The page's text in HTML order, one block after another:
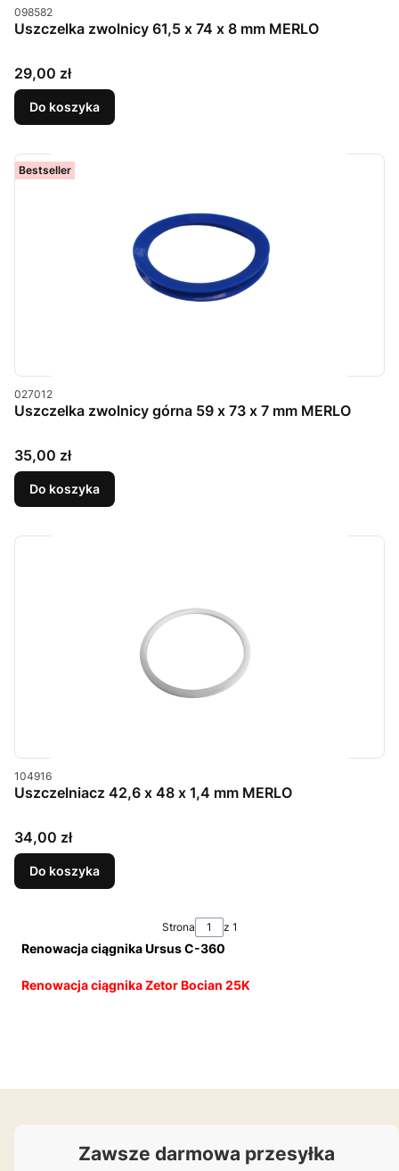
Kod produktu
098582
Uszczelka zwolnicy 61,5 x 74 x 8 mm MERLO
Cena
29,00 zł
Do koszyka
Bestseller
Kod produktu
027012
Uszczelka zwolnicy górna 59 x 73 x 7 mm MERLO
Cena
35,00 zł
Do koszyka
Kod produktu
104916
Uszczelniacz 42,6 x 48 x 1,4 mm MERLO
Cena
34,00 zł
Do koszyka
Strona z 1
Renowacja ciągnika Ursus C-360
Renowacja ciągnika Zetor Bocian 25K
Zawsze darmowa przesyłka